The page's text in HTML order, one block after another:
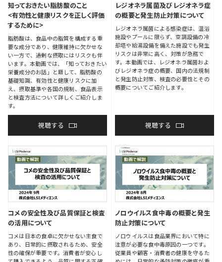
知っておきたい脂肪酸のこと
<有効性と健康リスクを正しく評価
するために>
脂肪酸は、食品中の脂質を構成する重
要な成分であり、健康維持に欠かせな
い一方で、過剰な摂取にはリスクも伴
います。本動画では、「知っておきたい
栄養成分のお話」と題して、脂肪酸の
基礎知識、有効性と健康リスクに加
え、摂取基準や各国の規制、食品表示
と検査方法について詳しくご紹介しま
す。
視聴する
レジオネラ属菌及びレジオネラ症
の概要と発生防止対策について
レジオネラ属菌による感染症は、温浴
施設やプールに限らず、空調設備の冷
却塔や給湯設備を備えた施設でも発生
リスクは非常に高く、対策が急務で
す。本動画では、レジオネラ属菌およ
びレジオネラ症の概要、国内の法規制
と発生防止対策、検査の必要性とその
概要についてご紹介します。
視聴する
コメの安全性及び品質保証と検査
の活用について
コメは日本の食卓に欠かせない主食で
あり、日常的に摂取されるため、安全
性の確保が重要です。消費者が安心し
ノロウイルス食中毒の概要と発生
防止対策について
ノロウイルスは食品業界において特に
注意が必要な食中毒原因の一つです。
従業員や顧客・消費者の健康を守るた